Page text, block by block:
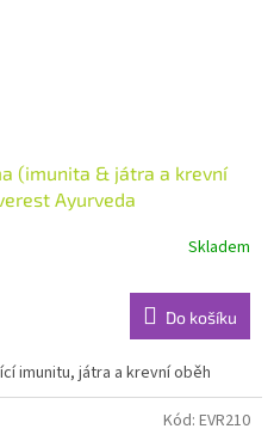
(imunita & játra a krevní
Ayurveda
Skladem
Do košíku
imunitu, játra a krevní oběh
Kód: EVR210